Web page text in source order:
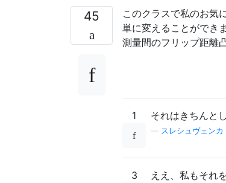
45
このクラスで私のお気
単に変えることができ
測量間のフリップ距離
1 それはきちんと
スレシュヴェンカ
3
ええ、私もそれ